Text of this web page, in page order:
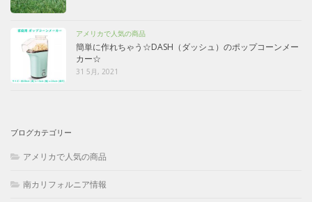
アメリカで人気の商品
簡単に作れちゃう☆DASH（ダッシュ）のポップコーンメー
カー☆
31 5月, 2021
ブログカテゴリー
アメリカで人気の商品
南カリフォルニア情報